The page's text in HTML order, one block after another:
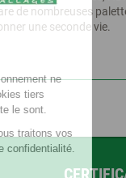
de nombreuses
une seconde vie.